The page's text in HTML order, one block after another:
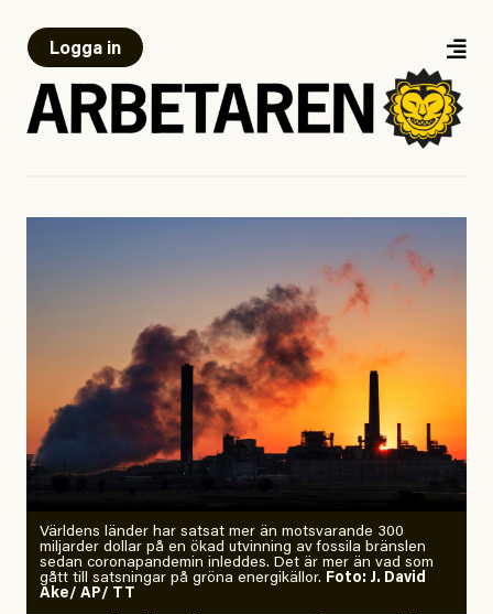
Logga in
Världens länder har satsat mer än motsvarande 300
miljarder dollar på en ökad utvinning av fossila bränslen
sedan coronapandemin inleddes. Det är mer än vad som
gått till satsningar på gröna energikällor. Foto: J. David
Ake/ AP/ TT